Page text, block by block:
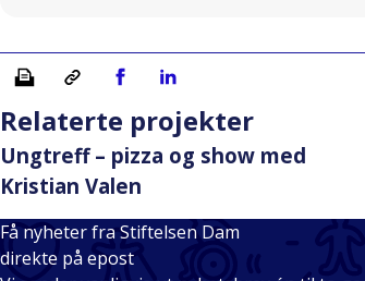
Skriv ut Kopiera länkDel på Facebook
Del på Linkedin
Relaterte projekter
Ungtreff – pizza og show med
Kristian Valen
Få nyheter fra Stiftelsen Dam
direkte på epost